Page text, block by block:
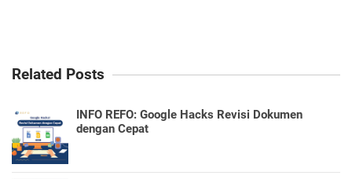
Related Posts
INFO REFO: Google Hacks Revisi Dokumen
dengan Cepat